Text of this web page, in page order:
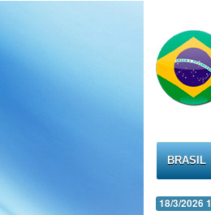
BRASIL
18/3/2026